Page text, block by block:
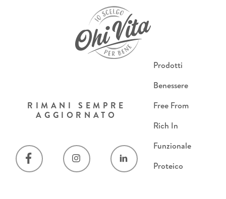
Prodotti
Benessere
Free From
Rich In
Funzionale
Proteico
RIMANI SEMPRE
AGGIORNATO